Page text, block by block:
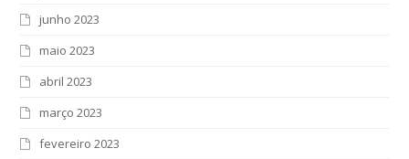
junho 2023
maio 2023
abril 2023
março 2023
fevereiro 2023